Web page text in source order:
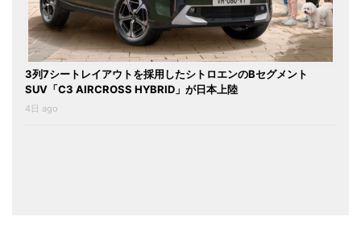
3列7シートレイアウトを採用したシトロエンのBセグメント
SUV「C3 AIRCROSS HYBRID」が日本上陸
4日 ago